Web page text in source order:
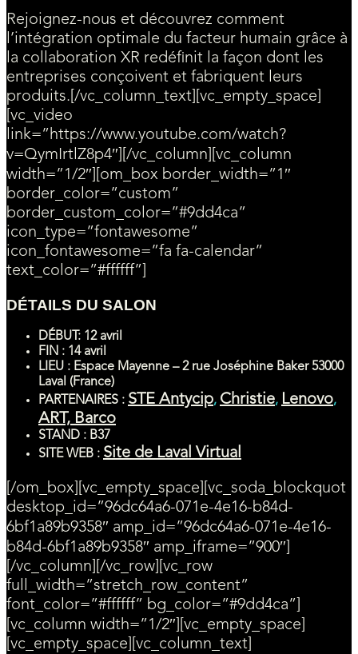
Rejoignez-nous et découvrez comment
l’intégration optimale du facteur humain grâce à
la collaboration XR redéfinit la façon dont les
entreprises conçoivent et fabriquent leurs
produits.[/vc_column_text][vc_empty_space]
[vc_video
link=”https://www.youtube.com/watch?
v=QymIrtlZ8p4″][/vc_column][vc_column
width=”1/2″][om_box border_width=”1″
border_color=”custom”
border_custom_color=”#9dd4ca”
icon_type=”fontawesome”
icon_fontawesome=”fa fa-calendar”
text_color=”#ffffff”]
DÉTAILS DU SALON
DÉBUT : 12 avril
FIN : 14 avril
LIEU : Espace Mayenne – 2 rue Joséphine Baker 53000
Laval (France)
PARTENAIRES : STE Antycip, Christie, Lenovo,
ART, Barco
STAND : B37
SITE WEB : Site de Laval Virtual
[/om_box][vc_empty_space][vc_soda_blockquot
desktop_id=”96dc64a6-071e-4e16-b84d-
6bf1a89b9358″ amp_id=”96dc64a6-071e-4e16-
b84d-6bf1a89b9358″ amp_iframe=”900″]
[/vc_column][/vc_row][vc_row
full_width=”stretch_row_content”
font_color=”#ffffff” bg_color=”#9dd4ca”]
[vc_column width=”1/2″][vc_empty_space]
[vc_empty_space][vc_column_text]